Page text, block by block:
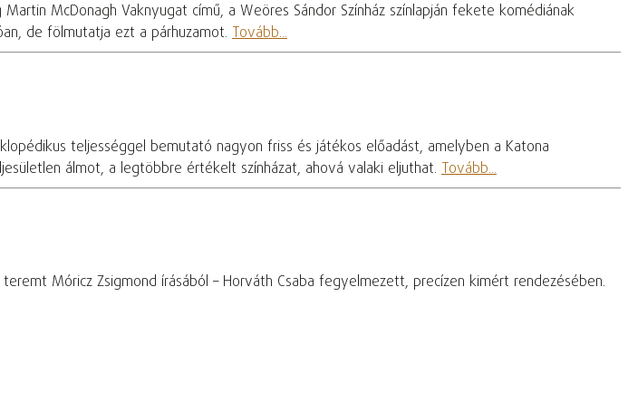
McDonagh Vaknyugat című, a Weöres Sándor Színház színlapján fekete komédiának
de fölmutatja ezt a párhuzamot. Tovább...
teljességgel bemutató nagyon friss és játékos előadást, amelyben a Katona
álmot, a legtöbbre értékelt színházat, ahová valaki eljuthat. Tovább...
Móricz Zsigmond írásából – Horváth Csaba fegyelmezett, precízen kimért rendezésében.